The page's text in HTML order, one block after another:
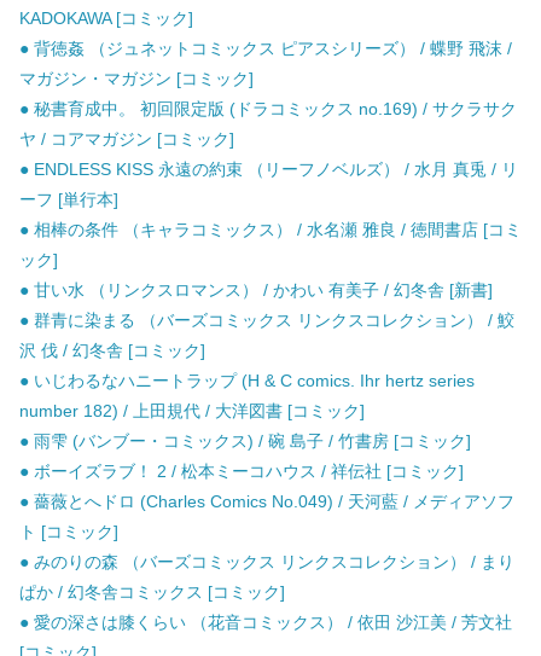
KADOKAWA [コミック]
● 背徳姦 （ジュネットコミックス ピアスシリーズ） / 蝶野 飛沫 /
マガジン・マガジン [コミック]
● 秘書育成中。 初回限定版 (ドラコミックス no.169) / サクラサク
ヤ / コアマガジン [コミック]
● ENDLESS KISS 永遠の約束 （リーフノベルズ） / 水月 真兎 / リ
ーフ [単行本]
● 相棒の条件 （キャラコミックス） / 水名瀬 雅良 / 徳間書店 [コミ
ック]
● 甘い水 （リンクスロマンス） / かわい 有美子 / 幻冬舎 [新書]
● 群青に染まる （バーズコミックス リンクスコレクション） / 鮫
沢 伐 / 幻冬舎 [コミック]
● いじわるなハニートラップ (H & C comics. Ihr hertz series
number 182) / 上田規代 / 大洋図書 [コミック]
● 雨雫 (バンブー・コミックス) / 碗 島子 / 竹書房 [コミック]
● ボーイズラブ！ 2 / 松本ミーコハウス / 祥伝社 [コミック]
● 薔薇とへドロ (Charles Comics No.049) / 天河藍 / メディアソフ
ト [コミック]
● みのりの森 （バーズコミックス リンクスコレクション） / まり
ぱか / 幻冬舎コミックス [コミック]
● 愛の深さは膝くらい （花音コミックス） / 依田 沙江美 / 芳文社